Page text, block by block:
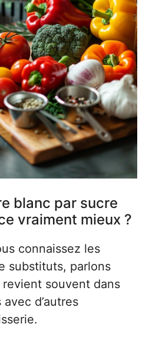
blanc par sucre
vraiment mieux ?
connaissez les
substituts, parlons
revient souvent dans
d’autres